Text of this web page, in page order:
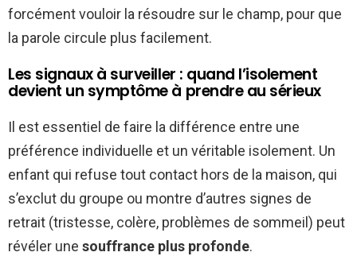
forcément vouloir la résoudre sur le champ, pour que
la parole circule plus facilement.
Les signaux à surveiller : quand l’isolement
devient un symptôme à prendre au sérieux
Il est essentiel de faire la différence entre une
préférence individuelle et un véritable isolement. Un
enfant qui refuse tout contact hors de la maison, qui
s’exclut du groupe ou montre d’autres signes de
retrait (tristesse, colère, problèmes de sommeil) peut
révéler une souffrance plus profonde.